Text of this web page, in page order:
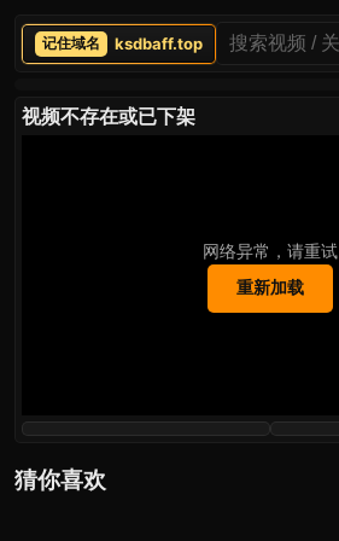
ksdbaff.top
视频不存在或已下架
网络异常，请重试
重新加载
猜你喜欢